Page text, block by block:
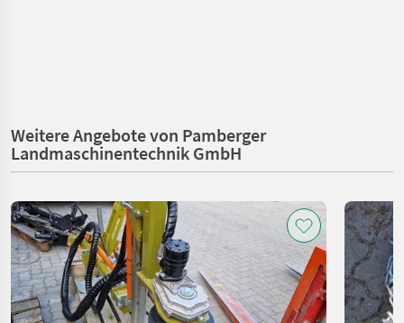
Weitere Angebote von Pamberger
Landmaschinentechnik GmbH